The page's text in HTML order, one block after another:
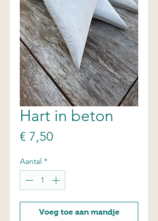
Hart in beton
€ 7,50
Aantal *
Voeg toe aan mandje